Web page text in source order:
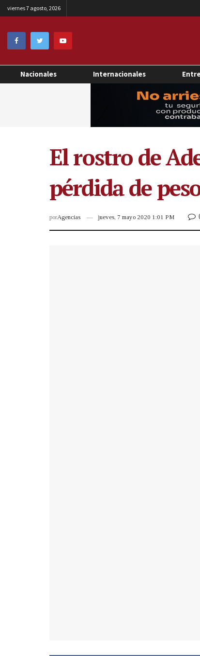
viernes 7 agosto, 2026
Nacionales Internacionales
El rostro de
pérdida de
porAgencias jueves, 7 mayo 2020 1:01 PM